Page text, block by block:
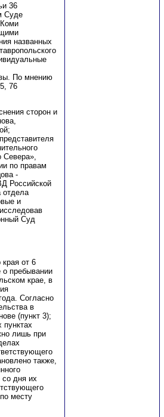
36
Суде
названных
По мнению
76
сторон и
Севера»,
по правам
-
Российской
отдела
и
Суд
от 6
о пребывании
крае, в
Согласно
в
(пункт 3);
лишь при
также,
со дня их
месту